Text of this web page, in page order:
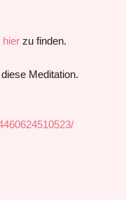
hier zu finden.
Meditation.